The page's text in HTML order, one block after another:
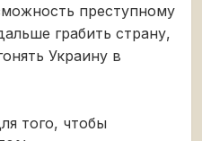
преступному
грабить страну,
Украину в
того, чтобы